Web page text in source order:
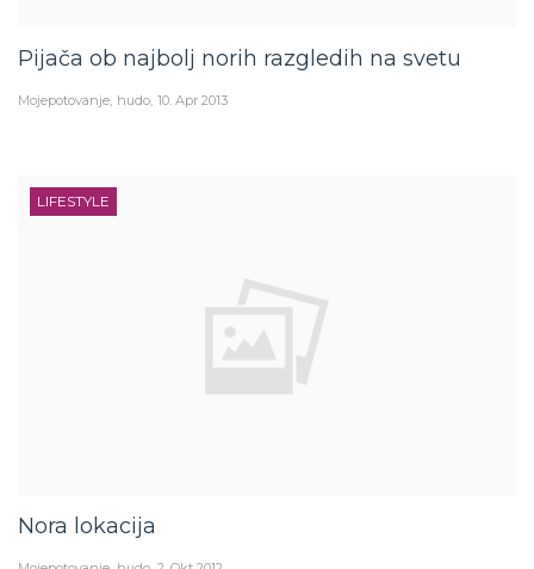
Pijača ob najbolj norih razgledih na svetu
Mojepotovanje hudo 10. Apr 2013
LIFESTYLE
Nora lokacija